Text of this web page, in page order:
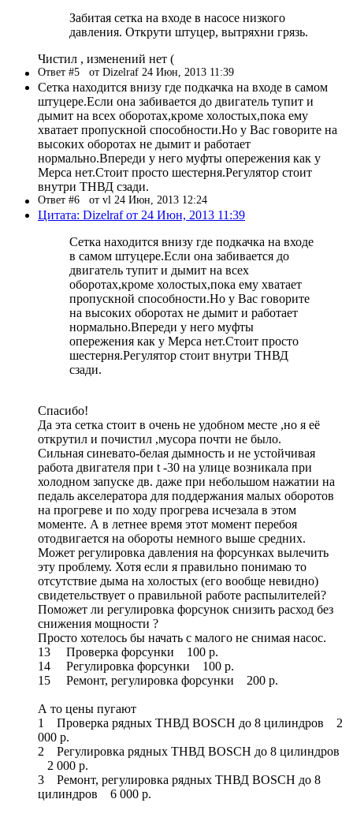
Забитая сетка на входе в насосе низкого
давления. Открути штуцер, вытряхни грязь.
Чистил , изменений нет (
Ответ #5 от Dizelraf 24 Июн, 2013 11:39
Сетка находится внизу где подкачка на входе в самом
штуцере.Если она забивается до двигатель тупит и
дымит на всех оборотах,кроме холостых,пока ему
хватает пропускной способности.Но у Вас говорите на
высоких оборотах не дымит и работает
нормально.Впереди у него муфты опережения как у
Мерса нет.Стоит просто шестерня.Регулятор стоит
внутри ТНВД сзади.
Ответ #6 от vl 24 Июн, 2013 12:24
Цитата: Dizelraf от 24 Июн, 2013 11:39
Сетка находится внизу где подкачка на входе
в самом штуцере.Если она забивается до
двигатель тупит и дымит на всех
оборотах,кроме холостых,пока ему хватает
пропускной способности.Но у Вас говорите
на высоких оборотах не дымит и работает
нормально.Впереди у него муфты
опережения как у Мерса нет.Стоит просто
шестерня.Регулятор стоит внутри ТНВД
сзади.
Спасибо!
Да эта сетка стоит в очень не удобном месте ,но я её
открутил и почистил ,мусора почти не было.
Сильная синевато-белая дымность и не устойчивая
работа двигателя при t -30 на улице возникала при
холодном запуске дв. даже при небольшом нажатии на
педаль акселератора для поддержания малых оборотов
на прогреве и по ходу прогрева исчезала в этом
моменте. А в летнее время этот момент перебоя
отодвигается на обороты немного выше средних.
Может регулировка давления на форсунках вылечить
эту проблему. Хотя если я правильно понимаю то
отсутствие дыма на холостых (его вообще невидно)
свидетельствует о правильной работе распылителей?
Поможет ли регулировка форсунок снизить расход без
снижения мощности ?
Просто хотелось бы начать с малого не снимая насос.
13 Проверка форсунки 100 р.
14 Регулировка форсунки 100 р.
15 Ремонт, регулировка форсунки 200 р.
А то цены пугают
1 Проверка рядных ТНВД BOSCH до 8 цилиндров 2
000 р.
2 Регулировка рядных ТНВД BOSCH до 8 цилиндров
2 000 р.
3 Ремонт, регулировка рядных ТНВД BOSCH до 8
цилиндров 6 000 р.